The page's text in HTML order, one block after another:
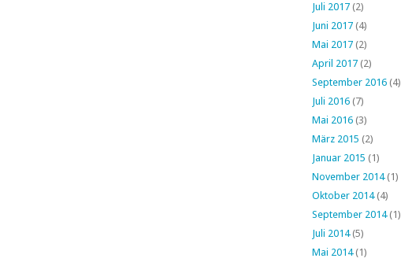
Juli 2017 (2)
Juni 2017 (4)
Mai 2017 (2)
April 2017 (2)
September 2016 (4)
Juli 2016 (7)
Mai 2016 (3)
März 2015 (2)
Januar 2015 (1)
November 2014(1)
Oktober 2014(4)
September 2014(1)
Juli 2014(5)
Mai 2014(1)